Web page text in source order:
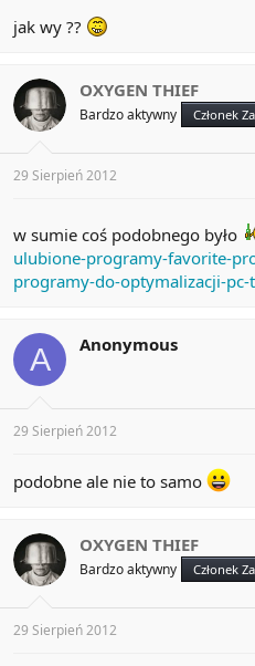
jak wy ??
OXYGEN THIEF
Bardzo aktywny Członek
29 Sierpień 2012
w sumie coś podobnego było
ulubione-programy-favorite-
programy-do-optymalizacji-
A Anonymous
29 Sierpień 2012
podobne ale nie to samo
OXYGEN THIEF
Bardzo aktywny Członek
29 Sierpień 2012